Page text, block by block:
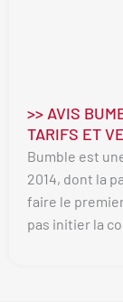
>> AVIS
TARIFS ET
Bumble est
2014, dont la
faire le
pas initier la